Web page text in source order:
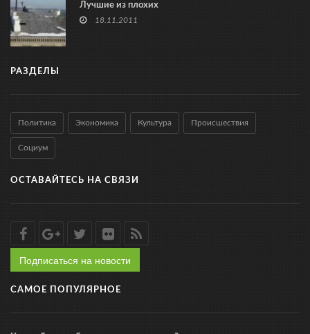
Лучшие из плохих
18.11.2011
РАЗДЕЛЫ
Политика Экономика Культура Происшествия
Социум
ОСТАВАЙТЕСЬ НА СВЯЗИ
Подписаться на новости
САМОЕ ПОПУЛЯРНОЕ